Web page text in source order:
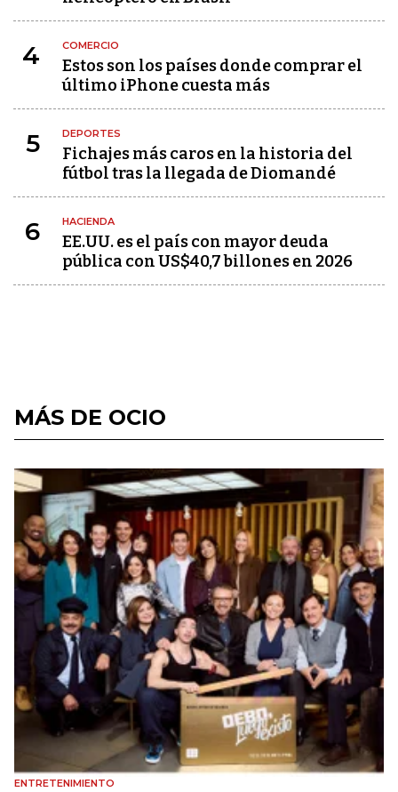
4 COMERCIO
Estos son los países donde comprar el
último iPhone cuesta más
5 DEPORTES
Fichajes más caros en la historia del
fútbol tras la llegada de Diomandé
6 HACIENDA
EE.UU. es el país con mayor deuda
pública con US$40,7 billones en 2026
MÁS DE OCIO
ENTRETENIMIENTO